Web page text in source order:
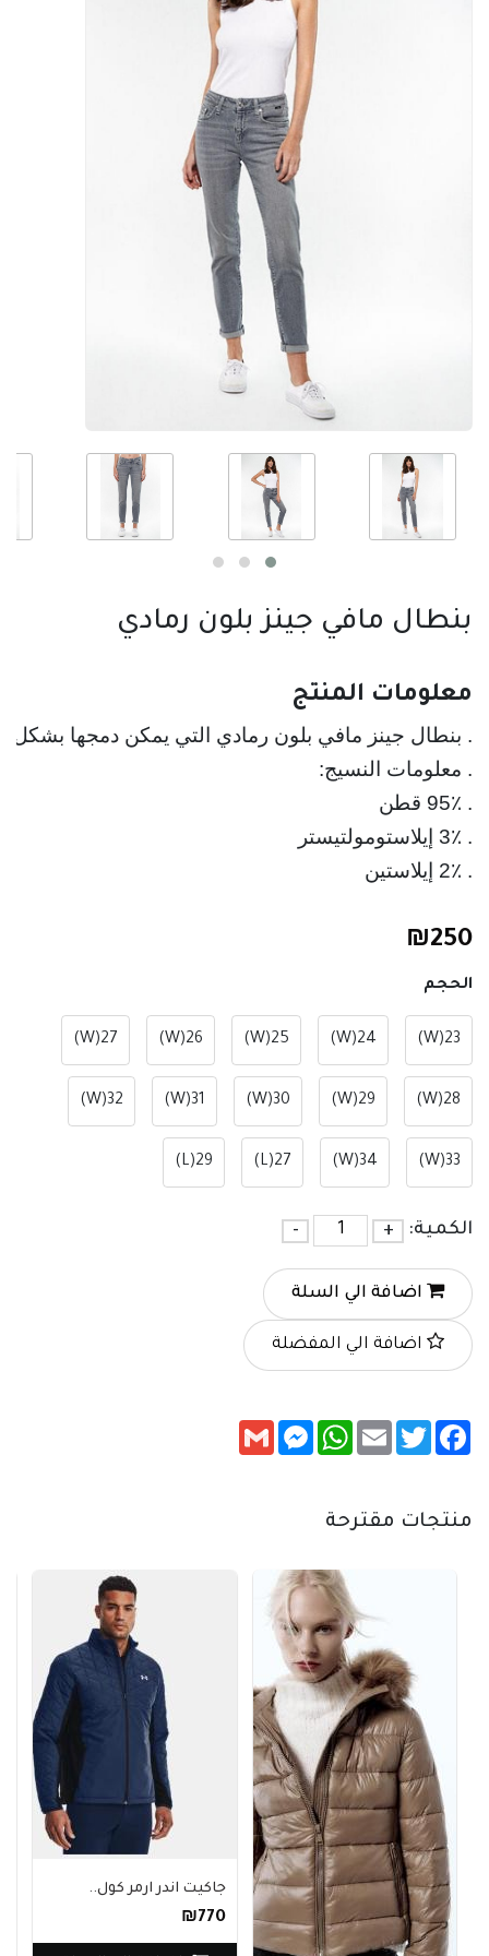
بنطال مافي جينز بلون رمادي
معلومات المنتج
. بنطال جينز مافي بلون رمادي التي يمكن دمجها بشكل
. 2٪ إيلاستين
₪250
الحجم
23(W)
24(W)
25(W)
26(W)
27(W)
28(W)
29(W)
30(W)
31(W)
32(W)
33(W)
34(W)
27(L)
29(L)
الكمية: +
-
اضافة الي السلة
اضافة الي المفضلة
Facebook
Twitter
Email
WhatsApp
Messenger
Gmail
منتجات مقترحة
جاكيت اندر ارمر كول..
₪770